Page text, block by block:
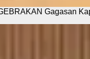
Gagasan